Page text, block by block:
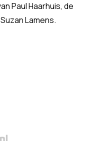
Paul Haarhuis, de
Lamens.